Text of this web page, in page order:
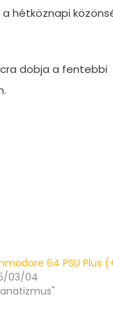
hétköznapi
dobja a fentebbi
64 PSU Plus
03/04